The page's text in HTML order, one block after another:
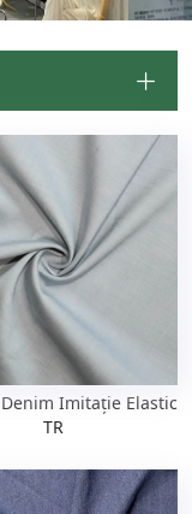
Imitație Elastic
TR